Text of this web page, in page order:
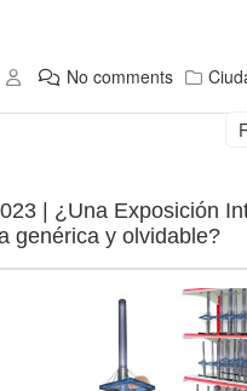
No comments
| ¿Una Exposición
genérica y olvidable?